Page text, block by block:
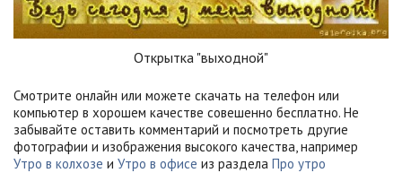
Открытка "выходной"
Смотрите онлайн или можете скачать на телефон или
компьютер в хорошем качестве совешенно бесплатно. Не
забывайте оставить комментарий и посмотреть другие
фотографии и изображения высокого качества, например
Утро в колхозе и Утро в офисе из раздела Про утро